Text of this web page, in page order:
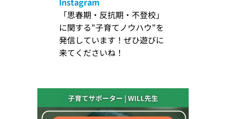
「思春期・反抗期・不登校」
に関する”子育てノウハウ”を
発信しています！ぜひ遊びに
来てくださいね！